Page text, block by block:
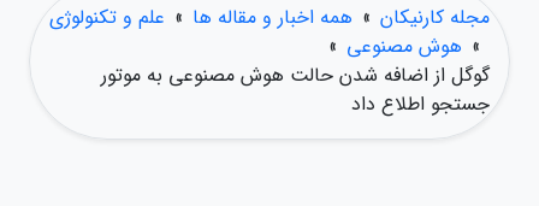
مجله کارنیکان » همه اخبار و مقاله ها » علم و تکنولوژی
» هوش مصنوعی »
گوگل از اضافه شدن حالت هوش مصنوعی به موتور
جستجو اطلاع داد